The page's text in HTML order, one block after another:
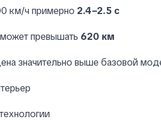
км/ч примерно 2.4–2.5 с
превышать 620 км
значительно выше базовой